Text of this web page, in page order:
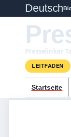
Deutsch
Presselinker
LEITFADEN
Startseite